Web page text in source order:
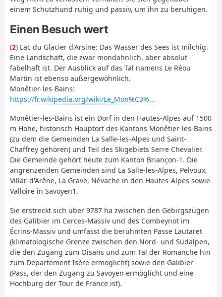
einem Schutzhund ruhig und passiv, um ihn zu beruhigen.
Einen Besuch wert
(2) Lac du Glacier d'Arsine: Das Wasser des Sees ist milchig.
Eine Landschaft, die zwar mondähnlich, aber absolut
fabelhaft ist. Der Ausblick auf das Tal namens Le Réou
Martin ist ebenso außergewöhnlich.
Monêtier-les-Bains:
https://fr.wikipedia.org/wiki/Le_Mon%C3%...
Monêtier-les-Bains ist ein Dorf in den Hautes-Alpes auf 1500
m Höhe, historisch Hauptort des Kantons Monêtier-les-Bains
(zu dem die Gemeinden La Salle-les-Alpes und Saint-
Chaffrey gehören) und Teil des Skigebiets Serre Chevalier.
Die Gemeinde gehört heute zum Kanton Briançon-1. Die
angrenzenden Gemeinden sind La Salle-les-Alpes, Pelvoux,
Villar-d'Arêne, La Grave, Névache in den Hautes-Alpes sowie
Valloire in Savoyen1.
Sie erstreckt sich über 9787 ha zwischen den Gebirgszügen
des Galibier im Cerces-Massiv und des Combeynot im
Écrins-Massiv und umfasst die berühmten Pässe Lautaret
(klimatologische Grenze zwischen den Nord- und Südalpen,
die den Zugang zum Oisans und zum Tal der Romanche hin
zum Departement Isère ermöglicht) sowie den Galibier
(Pass, der den Zugang zu Savoyen ermöglicht und eine
Hochburg der Tour de France ist).